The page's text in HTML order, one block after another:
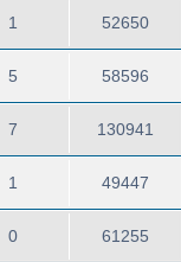
1 52650
5 58596
7 130941
1 49447
0 61255